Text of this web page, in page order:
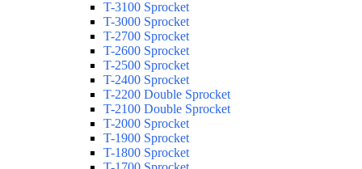
T-3100 Sprocket
T-3000 Sprocket
T-2700 Sprocket
T-2600 Sprocket
T-2500 Sprocket
T-2400 Sprocket
T-2200 Double Sprocket
T-2100 Double Sprocket
T-2000 Sprocket
T-1900 Sprocket
T-1800 Sprocket